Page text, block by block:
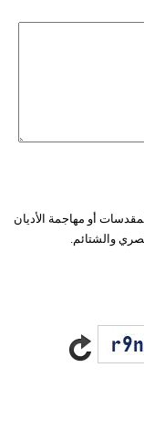
أو مهاجمة الأديان
والشتائم.